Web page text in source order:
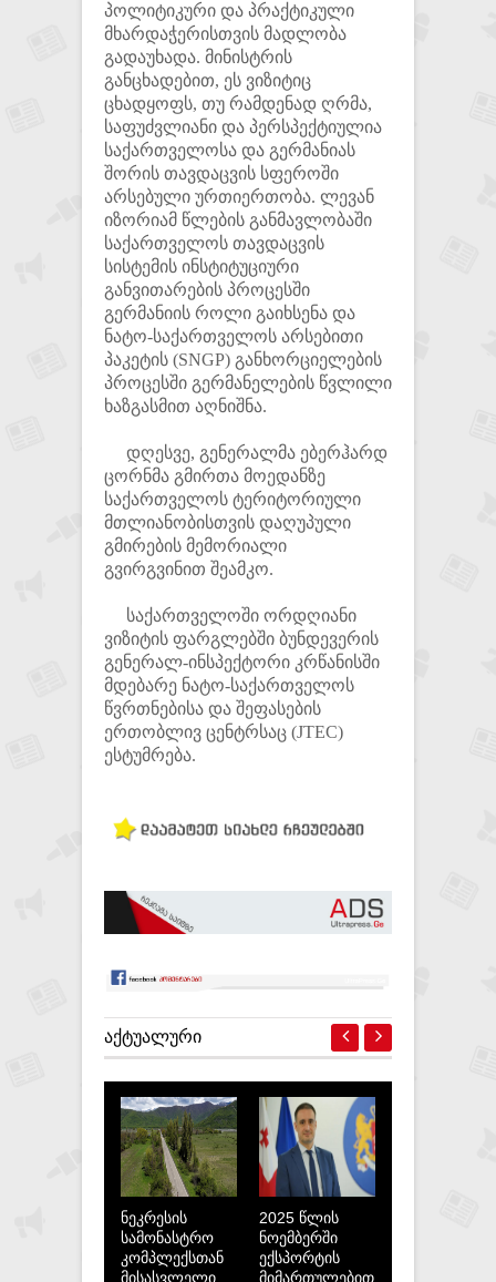
პოლიტიკური და პრაქტიკული
მხარდაჭერისთვის მადლობა
გადაუხადა. მინისტრის
განცხადებით, ეს ვიზიტიც
ცხადყოფს, თუ რამდენად ღრმა,
საფუძვლიანი და პერსპექტიულია
საქართველოსა და გერმანიას
შორის თავდაცვის სფეროში
არსებული ურთიერთობა. ლევან
იზორიამ წლების განმავლობაში
საქართველოს თავდაცვის
სისტემის ინსტიტუციური
განვითარების პროცესში
გერმანიის როლი გაიხსენა და
ნატო-საქართველოს არსებითი
პაკეტის (SNGP) განხორციელების
პროცესში გერმანელების წვლილი
ხაზგასმით აღნიშნა.
დღესვე, გენერალმა ებერჰარდ
ცორნმა გმირთა მოედანზე
საქართველოს ტერიტორიული
მთლიანობისთვის დაღუპული
გმირების მემორიალი
გვირგვინით შეამკო.
საქართველოში ორდღიანი
ვიზიტის ფარგლებში ბუნდევერის
გენერალ-ინსპექტორი კრწანისში
მდებარე ნატო-საქართველოს
წვრთნებისა და შეფასების
ერთობლივ ცენტრსაც (JTEC)
ესტუმრება.
ᲐᲥᲢᲣᲐᲚᲣᲠᲘ
ნეკრესის
სამონასტრო
კომპლექსთან
მისასვლელი
2025 წლის
ნოემბერში
ექსპორტის
მიმართულებით